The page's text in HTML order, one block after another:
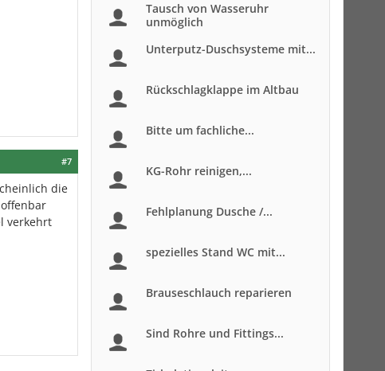
#7
die
verkehrt
Tausch von Wasseruhr
unmöglich
Unterputz-Duschsysteme mit...
Rückschlagklappe im Altbau
Bitte um fachliche...
KG-Rohr reinigen,...
Fehlplanung Dusche /...
spezielles Stand WC mit...
Brauseschlauch reparieren
Sind Rohre und Fittings...